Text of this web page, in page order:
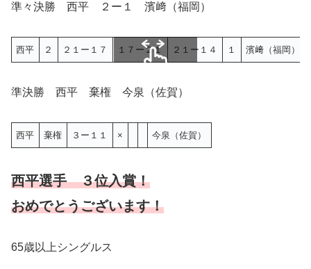
準々決勝 西平 ２ー１ 濱﨑（福岡）
西平 ２ ２１ー１７ １７ー２１ ２１ー１４ １ 濱﨑（福岡）
準決勝 西平 棄権 今泉（佐賀）
西平 棄権 ３ー１１ × 今泉（佐賀）
西平選手 ３位入賞！
おめでとうございます！
65歳以上シングルス